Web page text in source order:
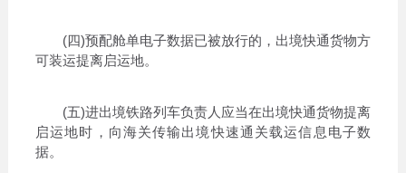
(四)预配舱单电子数据已被放行的，出境快通货物方
可装运提离启运地。
(五)进出境铁路列车负责人应当在出境快通货物提离
启运地时，向海关传输出境快速通关载运信息电子数
据。